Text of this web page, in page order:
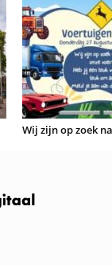
Wij zijn op zoek